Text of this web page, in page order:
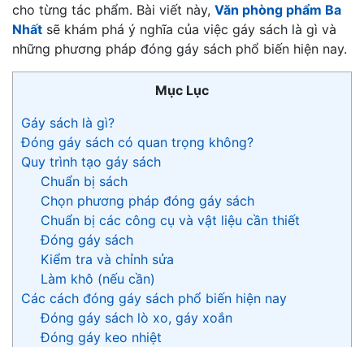
cho từng tác phẩm. Bài viết này, Văn phòng phẩm Ba
Nhất sẽ khám phá ý nghĩa của việc gáy sách là gì và
những phương pháp đóng gáy sách phổ biến hiện nay.
Mục Lục
Gáy sách là gì?
Đóng gáy sách có quan trọng không?
Quy trình tạo gáy sách
Chuẩn bị sách
Chọn phương pháp đóng gáy sách
Chuẩn bị các công cụ và vật liệu cần thiết
Đóng gáy sách
Kiểm tra và chỉnh sửa
Làm khô (nếu cần)
Các cách đóng gáy sách phổ biến hiện nay
Đóng gáy sách lò xo, gáy xoắn
Đóng gáy keo nhiệt